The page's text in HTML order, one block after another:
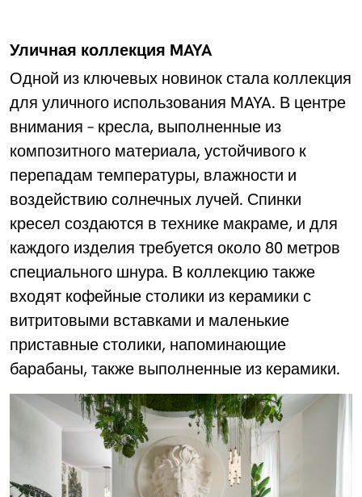
Уличная коллекция MAYA
Одной из ключевых новинок стала коллекция
для уличного использования MAYA. В центре
внимания – кресла, выполненные из
композитного материала, устойчивого к
перепадам температуры, влажности и
воздействию солнечных лучей. Спинки
кресел создаются в технике макраме, и для
каждого изделия требуется около 80 метров
специального шнура. В коллекцию также
входят кофейные столики из керамики с
витритовыми вставками и маленькие
приставные столики, напоминающие
барабаны, также выполненные из керамики.